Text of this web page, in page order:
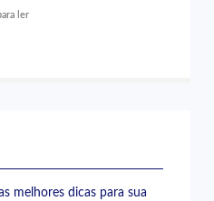
ler
melhores dicas para sua